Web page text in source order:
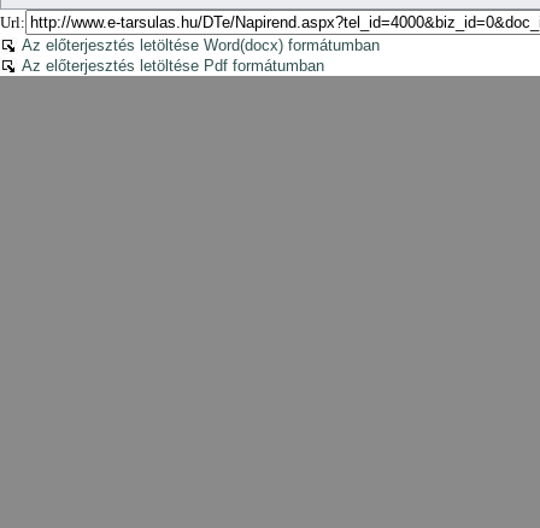
Url:
Az előterjesztés letöltése Word(docx) formátumban
Az előterjesztés letöltése Pdf formátumban